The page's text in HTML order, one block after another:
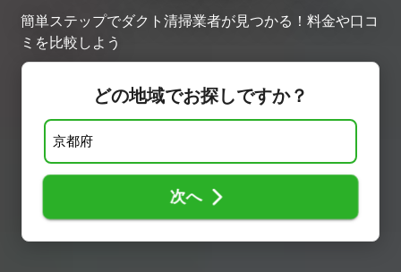
簡単ステップでダクト清掃業者が見つかる！料金や口コ
ミを比較しよう
どの地域でお探しですか？
次へ